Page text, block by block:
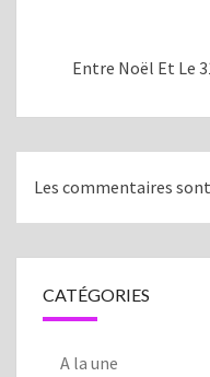
Entre Noël Et Le
Les commentaires
CATÉGORIES
A la une